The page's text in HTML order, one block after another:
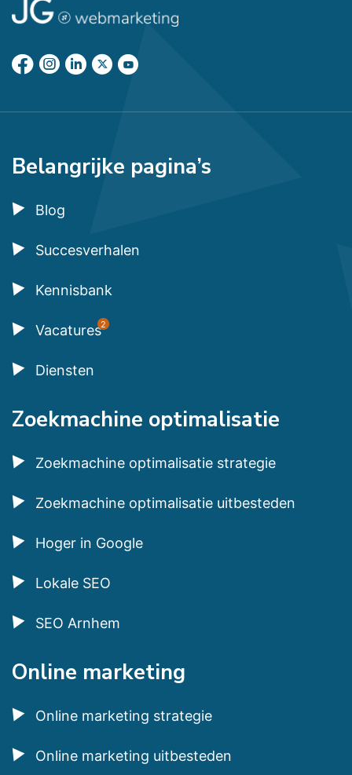
Belangrijke pagina’s
Blog
Succesverhalen
Kennisbank
Vacatures2
Diensten
Zoekmachine optimalisatie
Zoekmachine optimalisatie strategie
Zoekmachine optimalisatie uitbesteden
Hoger in Google
Lokale SEO
SEO Arnhem
Online marketing
Online marketing strategie
Online marketing uitbesteden